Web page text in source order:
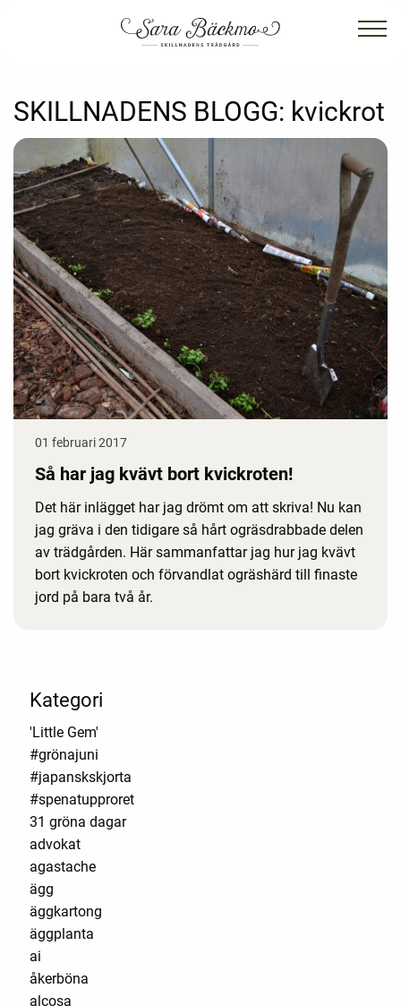
SKILLNADENS BLOGG: kvickrot
01 februari 2017
Så har jag kvävt bort kvickroten!
Det här inlägget har jag drömt om att skriva! Nu kan
jag gräva i den tidigare så hårt ogräsdrabbade delen
av trädgården. Här sammanfattar jag hur jag kvävt
bort kvickroten och förvandlat ogräshärd till finaste
jord på bara två år.
Kategori
'Little Gem'
#grönajuni
#japanskskjorta
#spenatupproret
31 gröna dagar
advokat
agastache
ägg
äggkartong
äggplanta
ai
åkerböna
alcosa